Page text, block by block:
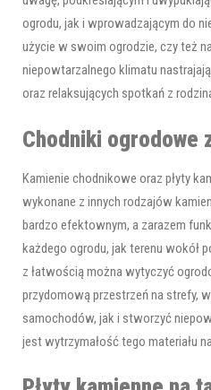
ogrodu, jak i wprowadzającym do
użycie w swoim ogrodzie, czy też
niepowtarzalnego klimatu
oraz relaksujących spotkań z
Chodniki ogrodowe
Kamienie chodnikowe oraz płyty
wykonane z innych rodzajów
bardzo efektownym, a zarazem
każdego ogrodu, jak terenu wokół
z łatwością można wytyczyć
przydomową przestrzeń na strefy,
samochodów, jak i stworzyć
jest wytrzymałość tego materiału